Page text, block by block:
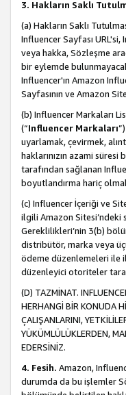
3. Hakların Saklı
(a) Hakların Saklı
Influencer Sayfası
veya hakka, Sözleşme
bir eylemde
Influencer'ın Amazon
Sayfasının ve Amazon
(b) Influencer Markaları
(“Influencer Markaları
uyarlamak, çevirmek,
haklarınızın azami
tarafından sağlanan
boyutlandırma hariç
(c) Influencer İçeriği ve
ilgili Amazon Sitesi’ndeki
Gereklilikleri’nin 3(b)
distribütör, marka veya
ödeme düzenlemeleri ile
düzenleyici otoriteler
(D) TAZMİNAT.
HERHANGİ BİR KONUDA
ÇALIŞANLARINI,
YÜKÜMLÜLÜKLERDEN,
EDERSİNİZ.
4. Fesih. Amazon,
durumda da bu işlemler